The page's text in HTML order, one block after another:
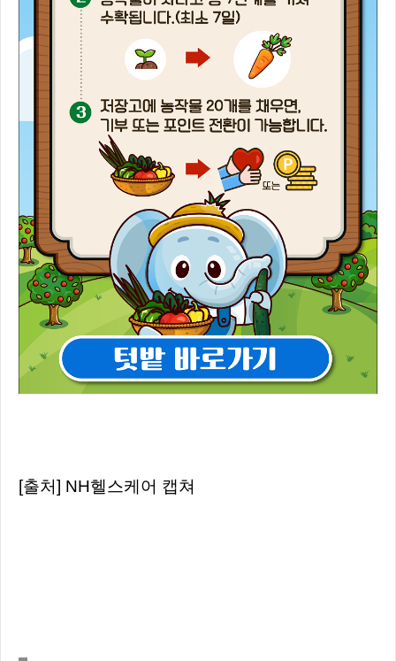
[출처] NH헬스케어 캡쳐